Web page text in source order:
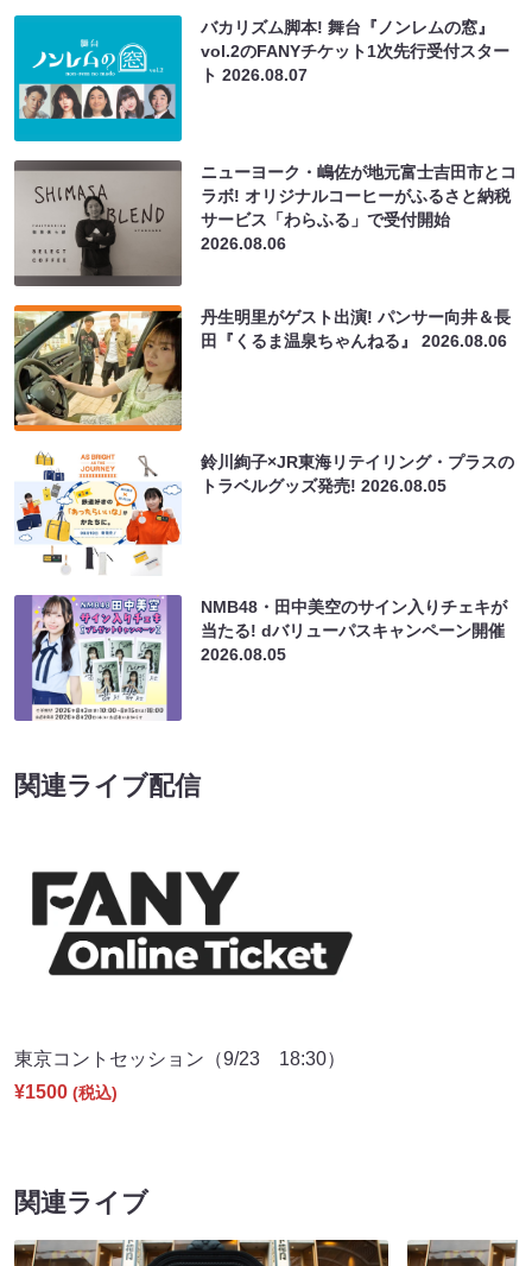
バカリズム脚本! 舞台『ノンレムの窓』
vol.2のFANYチケット1次先行受付スター
ト2026.08.07
ニューヨーク・嶋佐が地元富士吉田市とコ
ラボ! オリジナルコーヒーがふるさと納税
サービス「わらふる」で受付開始
2026.08.06
丹生明里がゲスト出演! パンサー向井＆長
田『くるま温泉ちゃんねる』2026.08.06
鈴川絢子×JR東海リテイリング・プラスの
トラベルグッズ発売!2026.08.05
NMB48・田中美空のサイン入りチェキが
当たる! dバリューパスキャンペーン開催
2026.08.05
関連ライブ配信
東京コントセッション（9/23 18:30）
¥1500 (税込)
関連ライブ